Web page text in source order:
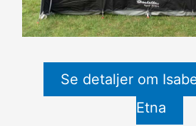
Se detaljer om
Etna